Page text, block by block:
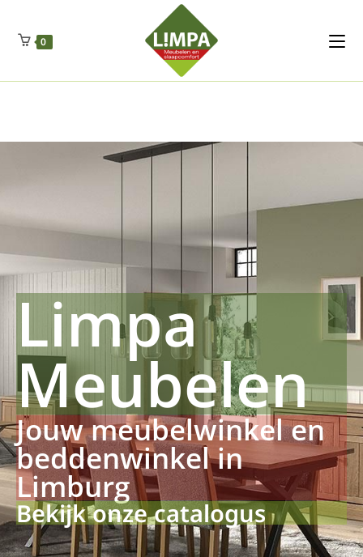
Regenschut
Drueckerpro
Fettsauren Dekemax Kapselmed
Luftkuhlen Zauberfan Netzfenste Insektensc
0
Limpa
Meubelen
Jouw meubelwinkel en
beddenwinkel in
Limburg
Bekijk onze catalogus